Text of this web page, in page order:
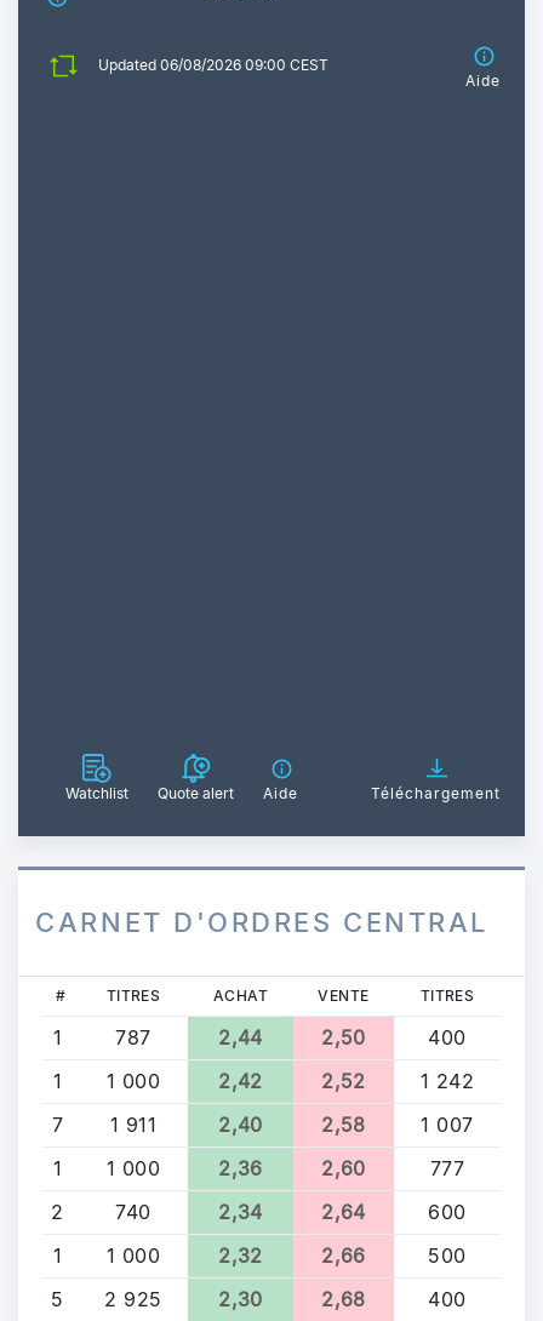
Updated 06/08/2026 09:00 CEST
Aide
Watchlist Quote alert Aide Téléchargement
CARNET D'ORDRES CENTRAL
# TITRES ACHAT VENTE TITRES
1 787 2,44 2,50
400
1
1 000 2,42 2,52
1 242
7
1 911 2,40 2,58
1 007
1
1 000 2,36 2,60
777
2
740 2,34 2,64
600
1
1 000 2,32 2,66
500
5
2 925 2,30 2,68 400